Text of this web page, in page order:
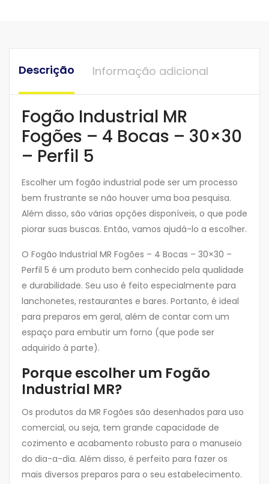
Descrição Informação adicional
Fogão Industrial MR
Fogões – 4 Bocas – 30×30
– Perfil 5
Escolher um fogão industrial pode ser um processo
bem frustrante se não houver uma boa pesquisa.
Além disso, são várias opções disponíveis, o que pode
piorar suas buscas. Então, vamos ajudá-lo a escolher.
O Fogão Industrial MR Fogões – 4 Bocas – 30×30 –
Perfil 5 é um produto bem conhecido pela qualidade
e durabilidade. Seu uso é feito especialmente para
lanchonetes, restaurantes e bares. Portanto, é ideal
para preparos em geral, além de contar com um
espaço para embutir um forno (que pode ser
adquirido à parte).
Porque escolher um Fogão
Industrial MR?
Os produtos da MR Fogões são desenhados para uso
comercial, ou seja, tem grande capacidade de
cozimento e acabamento robusto para o manuseio
do dia-a-dia. Além disso, é perfeito para fazer os
mais diversos preparos para o seu estabelecimento.